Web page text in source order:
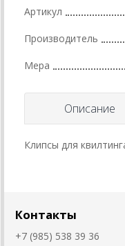
Артикул
Производитель
Мера
Описание
Клипсы для
Контакты
+7 (985) 538 39 36